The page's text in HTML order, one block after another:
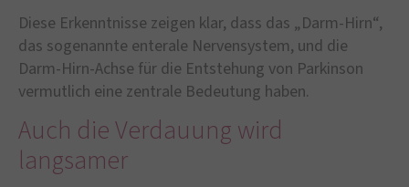
Diese Erkenntnisse zeigen klar, dass das „Darm-Hirn“,
das sogenannte enterale Nervensystem, und die
Darm-Hirn-Achse für die Entstehung von Parkinson
vermutlich eine zentrale Bedeutung haben.
Auch die Verdauung wird
langsamer